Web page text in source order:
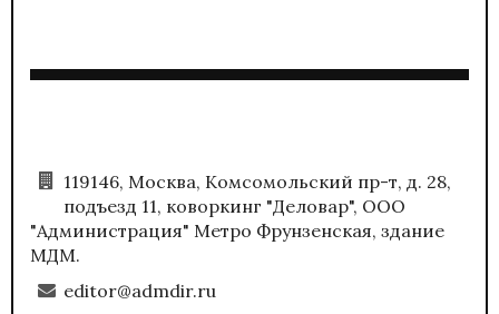
119146, Москва, Комсомольский пр-т, д. 28,
подъезд 11, коворкинг "Деловар", ООО
"Администрация" Метро Фрунзенская, здание
МДМ.
editor@admdir.ru